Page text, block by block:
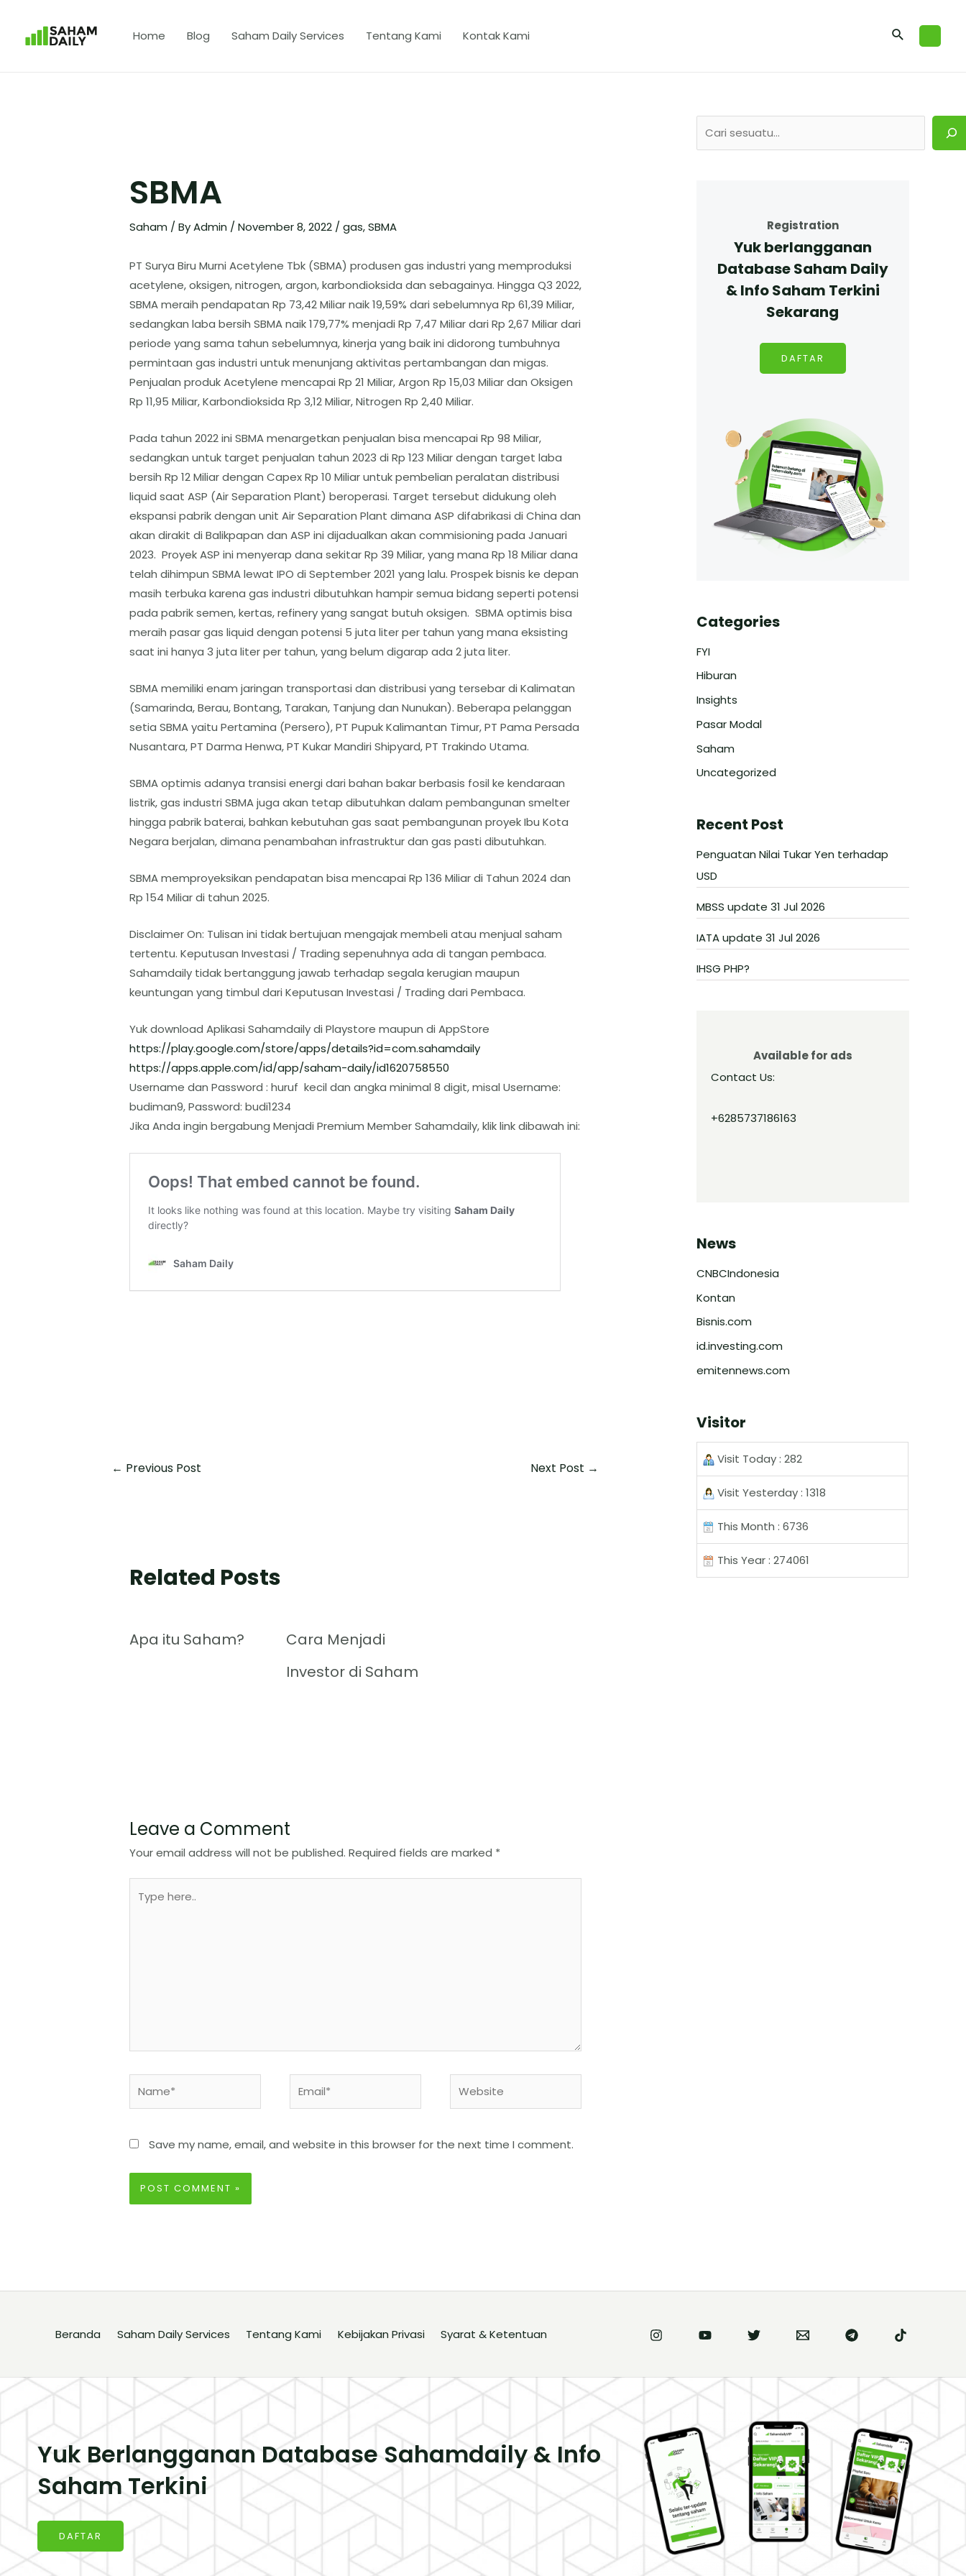
Home Blog Saham Daily Services Tentang Kami Kontak Kami
SBMA
Saham / ByAdmin / November 8, 2022 / gas,SBMA
PT Surya Biru Murni Acetylene Tbk (SBMA) produsen gas industri yang memproduksi
acetylene, oksigen, nitrogen, argon, karbondioksida dan sebagainya. Hingga Q3 2022,
SBMA meraih pendapatan Rp 73,42 Miliar naik 19,59% dari sebelumnya Rp 61,39 Miliar,
sedangkan laba bersih SBMA naik 179,77% menjadi Rp 7,47 Miliar dari Rp 2,67 Miliar dari
periode yang sama tahun sebelumnya, kinerja yang baik ini didorong tumbuhnya
permintaan gas industri untuk menunjang aktivitas pertambangan dan migas.
Penjualan produk Acetylene mencapai Rp 21 Miliar, Argon Rp 15,03 Miliar dan Oksigen
Rp 11,95 Miliar, Karbondioksida Rp 3,12 Miliar, Nitrogen Rp 2,40 Miliar.
Pada tahun 2022 ini SBMA menargetkan penjualan bisa mencapai Rp 98 Miliar,
sedangkan untuk target penjualan tahun 2023 di Rp 123 Miliar dengan target laba
bersih Rp 12 Miliar dengan Capex Rp 10 Miliar untuk pembelian peralatan distribusi
liquid saat ASP (Air Separation Plant) beroperasi. Target tersebut didukung oleh
ekspansi pabrik dengan unit Air Separation Plant dimana ASP difabrikasi di China dan
akan dirakit di Balikpapan dan ASP ini dijadualkan akan commisioning pada Januari
2023. Proyek ASP ini menyerap dana sekitar Rp 39 Miliar, yang mana Rp 18 Miliar dana
telah dihimpun SBMA lewat IPO di September 2021 yang lalu. Prospek bisnis ke depan
masih terbuka karena gas industri dibutuhkan hampir semua bidang seperti potensi
pada pabrik semen, kertas, refinery yang sangat butuh oksigen. SBMA optimis bisa
meraih pasar gas liquid dengan potensi 5 juta liter per tahun yang mana eksisting
saat ini hanya 3 juta liter per tahun, yang belum digarap ada 2 juta liter.
SBMA memiliki enam jaringan transportasi dan distribusi yang tersebar di Kalimatan
(Samarinda, Berau, Bontang, Tarakan, Tanjung dan Nunukan). Beberapa pelanggan
setia SBMA yaitu Pertamina (Persero), PT Pupuk Kalimantan Timur, PT Pama Persada
Nusantara, PT Darma Henwa, PT Kukar Mandiri Shipyard, PT Trakindo Utama.
SBMA optimis adanya transisi energi dari bahan bakar berbasis fosil ke kendaraan
listrik, gas industri SBMA juga akan tetap dibutuhkan dalam pembangunan smelter
hingga pabrik baterai, bahkan kebutuhan gas saat pembangunan proyek Ibu Kota
Negara berjalan, dimana penambahan infrastruktur dan gas pasti dibutuhkan.
SBMA memproyeksikan pendapatan bisa mencapai Rp 136 Miliar di Tahun 2024 dan
Rp 154 Miliar di tahun 2025.
Disclaimer On: Tulisan ini tidak bertujuan mengajak membeli atau menjual saham
tertentu. Keputusan Investasi / Trading sepenuhnya ada di tangan pembaca.
Sahamdaily tidak bertanggung jawab terhadap segala kerugian maupun
keuntungan yang timbul dari Keputusan Investasi / Trading dari Pembaca.
Yuk download Aplikasi Sahamdaily di Playstore maupun di AppStore
https://play.google.com/store/apps/details?id=com.sahamdaily
https://apps.apple.com/id/app/saham-daily/id1620758550
Username dan Password : huruf kecil dan angka minimal 8 digit, misal Username:
budiman9, Password: budi1234
Jika Anda ingin bergabung Menjadi Premium Member Sahamdaily, klik link dibawah ini:
← Previous Post Next Post →
Related Posts
Apa itu Saham?
Cara Menjadi
Investor di Saham
Leave a Comment
Your email address will not be published. Required fields are marked *
Save my name, email, and website in this browser for the next time I comment.
Registration
Yuk berlangganan
Database Saham Daily
& Info Saham Terkini
Sekarang
DAFTAR
Categories
FYI
Hiburan
Insights
Pasar Modal
Saham
Uncategorized
Recent Post
Penguatan Nilai Tukar Yen terhadap
USD
MBSS update 31 Jul 2026
IATA update 31 Jul 2026
IHSG PHP?
Available for ads
Contact Us:
+6285737186163
News
CNBCIndonesia
Kontan
Bisnis.com
id.investing.com
emitennews.com
Visitor
Visit Today : 282
Visit Yesterday : 1318
This Month : 6736
This Year : 274061
Beranda Saham Daily Services Tentang Kami Kebijakan Privasi Syarat & Ketentuan
Yuk Berlangganan Database Sahamdaily & Info
Saham Terkini
DAFTAR